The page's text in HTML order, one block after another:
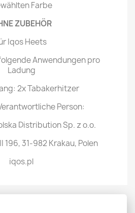
Farbe
ZUBEHÖR
Iqos Heets
Anwendungen pro
Ladung
2x Tabakerhitzer
Person:
Distribution Sp. z o.o.
196, 31-982 Krakau, Polen
iqos.pl